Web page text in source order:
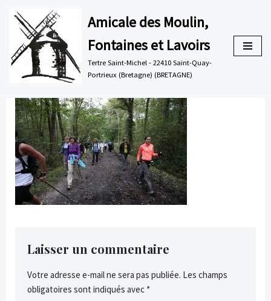
Aller
au
contenu
Amicale des Moulin,
Fontaines et Lavoirs
Tertre Saint-Michel - 22410 Saint-Quay-
Portrieux (Bretagne) (BRETAGNE)
Laisser un commentaire
Votre adresse e-mail ne sera pas publiée. Les champs
obligatoires sont indiqués avec *